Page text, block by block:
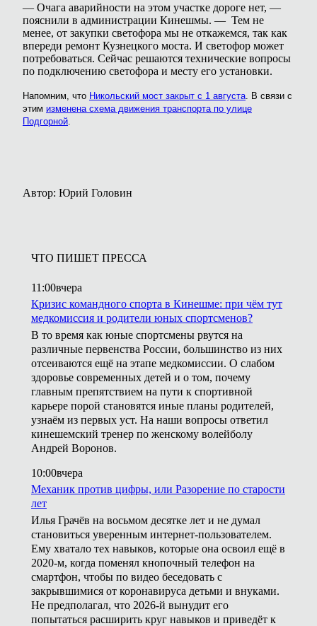
— Очага аварийности на этом участке дороге нет, —
пояснили в администрации Кинешмы. — Тем не
менее, от закупки светофора мы не откажемся, так как
впереди ремонт Кузнецкого моста. И светофор может
потребоваться. Сейчас решаются технические вопросы
по подключению светофора и месту его установки.
Напомним, что Никольский мост закрыт с 1 августа . В связи с
этим изменена схема движения транспорта по улице
Подгорной
Автор: Юрий Головин
ЧТО ПИШЕТ ПРЕССА
11:00вчера
Кризис командного спорта в Кинешме: при чём тут
медкомиссия и родители юных спортсменов?
В то время как юные спортсмены рвутся на
различные первенства России, большинство из них
отсеиваются ещё на этапе медкомиссии. О слабом
здоровье современных детей и о том, почему
главным препятствием на пути к спортивной
карьере порой становятся иные планы родителей,
узнаём из первых уст. На наши вопросы ответил
кинешемский тренер по женскому волейболу
Андрей Воронов.
10:00вчера
Механик против цифры, или Разорение по старости
лет
Илья Грачёв на восьмом десятке лет и не думал
становиться уверенным интернет-пользователем.
Ему хватало тех навыков, которые она освоил ещё в
2020-м, когда поменял кнопочный телефон на
смартфон, чтобы по видео беседовать с
закрывшимися от коронавируса детьми и внуками.
Не предполагал, что 2026-й вынудит его
попытаться расширить круг навыков и приведёт к